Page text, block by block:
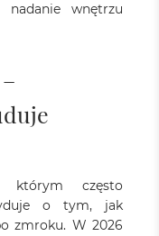
wnętrzu
którym często
o tym, jak
zmroku. W 2026